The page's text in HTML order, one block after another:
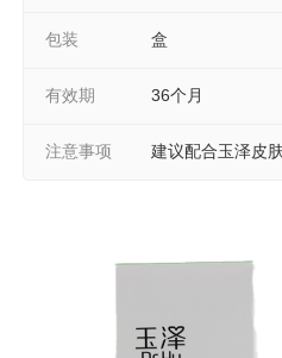
包装 盒
有效期 36个月
注意事项 建议配合玉泽皮